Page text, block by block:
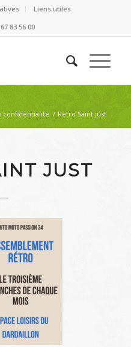
Liens utiles
83 56 00
confidentialité / Retro Saint just
JUST